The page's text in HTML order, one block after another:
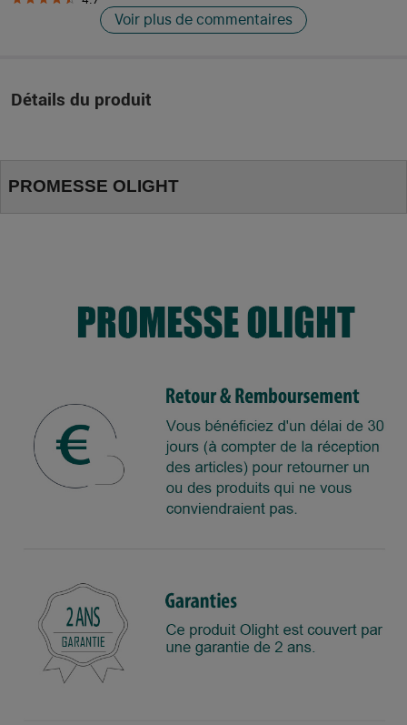
Voir plus de commentaires
Détails du produit
PROMESSE OLIGHT